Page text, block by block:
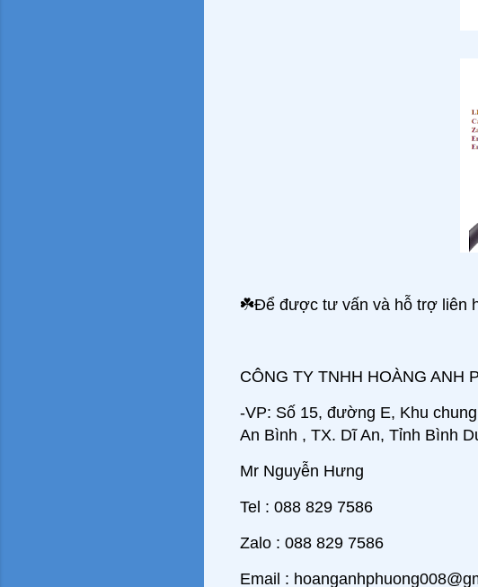
☘️Để được tư vấn và hỗ trợ liên
CÔNG TY TNHH HOÀNG ANH
-VP: Số 15, đường E, Khu
An Bình , TX. Dĩ An, Tỉnh Bình
Mr Nguyễn Hưng
Tel : 088 829 7586
Zalo : 088 829 7586
Email :